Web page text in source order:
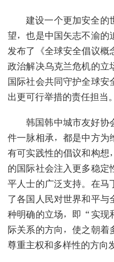
建设一个更加安全的
望，也是中国矢志不渝的
发布了《全球安全倡议概
政治解决乌克兰危机的立
国际社会共同守护全球安
出更可行举措的责任担当。
韩国韩中城市友好协
件一脉相承，都是中方为
有可实践性的倡议和构想
的国际社会注入更多稳定
平人士的广泛支持。在马
了各国人民对世界和平与
种明确的立场，即“实现
际关系的方向，使之朝着
尊重主权和多样性的方向